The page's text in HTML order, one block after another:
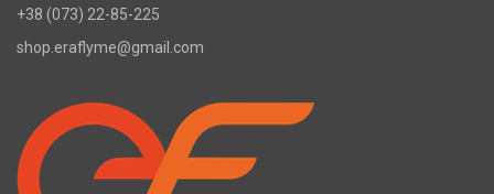
+38 (073) 22-85-225
shop.eraflyme@gmail.com